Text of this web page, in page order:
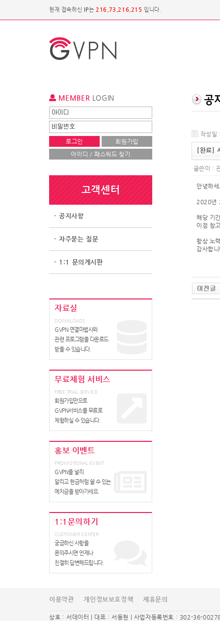
현재 접속하신 IP는 216.73.216.215 입니다.
MEMBER LOGIN
로그인
회원가입
아이디 / 패스워드 찾기
고객센터
- 공지사항
- 자주묻는 질문
- 1:1 문의게시판
자료실
DOWNLOADS
GVPN 연결마법사와
관련 프로그램을 다운로드
받을 수 있습니다.
무료체험 서비스
FREE TRIAL SERVICE
회원가입만으로
GVPN서비스를 무료로
체험하실 수 있습니다.
홍보 이벤트
PROMOTIONAL EVENT
GVPN을 널리
알리고 현금처럼 쓸 수 있는
예치금을 받아가세요.
1:1문의하기
CUSTOMER CENTER
궁금하신 사항을
문의주시면 언제나
친절히 답변해드립니다.
작성
[완료]
글쓴이 :
안녕하
2020년
해당 기
이점 참
항상 노
감사합
이용약관 개인정보보호정책 제휴문의
상호 : 서데이터 | 대표 : 서동현 | 사업자등록번호 : 302-36-